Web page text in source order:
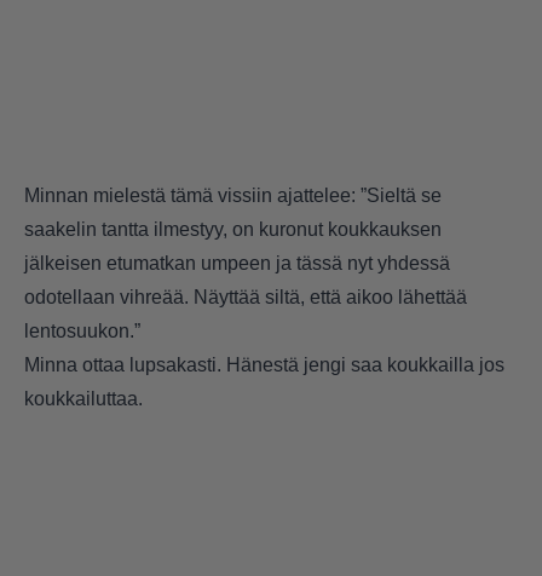
Minnan mielestä tämä vissiin ajattelee: ”Sieltä se
saakelin tantta ilmestyy, on kuronut koukkauksen
jälkeisen etumatkan umpeen ja tässä nyt yhdessä
odotellaan vihreää. Näyttää siltä, että aikoo lähettää
lentosuukon.”
Minna ottaa lupsakasti. Hänestä jengi saa koukkailla jos
koukkailuttaa.